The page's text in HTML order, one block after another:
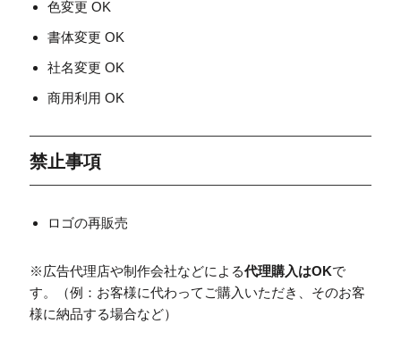
色変更 OK
書体変更 OK
社名変更 OK
商用利用 OK
禁止事項
ロゴの再販売
※広告代理店や制作会社などによる代理購入はOKで
す。（例：お客様に代わってご購入いただき、そのお客
様に納品する場合など）